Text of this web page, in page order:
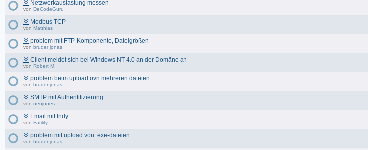
Netzwerkauslastung messen
von DeCodeGuru
Modbus TCP
von Matthias
problem mit FTP-Komponente, Dateigrößen
von bruder jonas
Client meldet sich bei Windows NT 4.0 an der Domäne an
von Robert M.
problem beim upload ovn mehreren dateien
von bruder jonas
SMTP mit Authentifizierung
von neojones
Email mit Indy
von Fatility
problem mit upload von .exe-dateien
von bruder jonas